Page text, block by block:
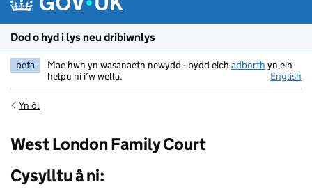
Dod o hyd i lys neu dribiwnlys
beta Mae hwn yn wasanaeth newydd - bydd eich adborth yn ein
helpu ni i’w wella.
English
Yn ôl
West London Family Court
Cysylltu â ni: